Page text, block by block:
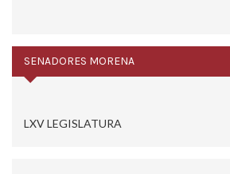
SENADORES MORENA
LXV LEGISLATURA